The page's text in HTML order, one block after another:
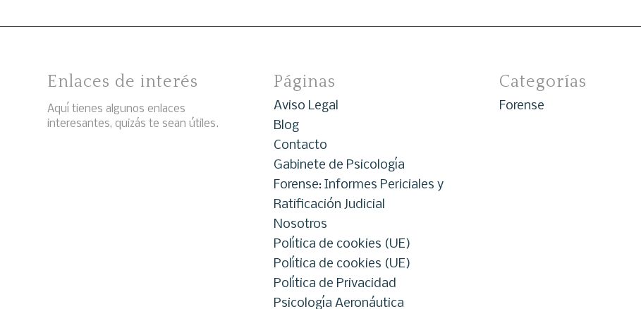
Enlaces de interés
Aquí tienes algunos enlaces
interesantes, quizás te sean útiles.
Páginas
Aviso Legal
Blog
Contacto
Gabinete de Psicología
Forense: Informes Periciales y
Ratificación Judicial
Nosotros
Política de cookies (UE)
Política de cookies (UE)
Política de Privacidad
Psicología Aeronáutica
Categorías
Forense